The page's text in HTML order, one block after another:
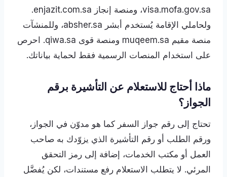
visa.mofa.gov.sa، ومنصة إنجاز enjazit.com.sa.
ولحاملي الإقامة يُستخدم أبشر absher.sa، وللمنشآت
منصة مقيم muqeem.sa ومنصة قوى qiwa.sa. احرص
على استخدام المنصات الرسمية فقط لحماية بياناتك.
ماذا أحتاج للاستعلام عن التأشيرة برقم
الجواز؟
تحتاج إلى رقم جواز السفر كما هو مدوّن في الجواز،
ورقم الطلب أو رقم التأشيرة الذي يزوّدك به صاحب
العمل أو مكتب الخدمات، إضافة إلى رمز التحقق
المرئي. لا يتطلب الاستعلام رفع مستندات، لكن يُفضَّل